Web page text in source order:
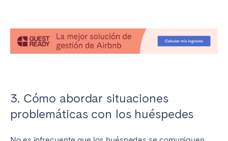
3. Cómo abordar situaciones
problemáticas con los huéspedes